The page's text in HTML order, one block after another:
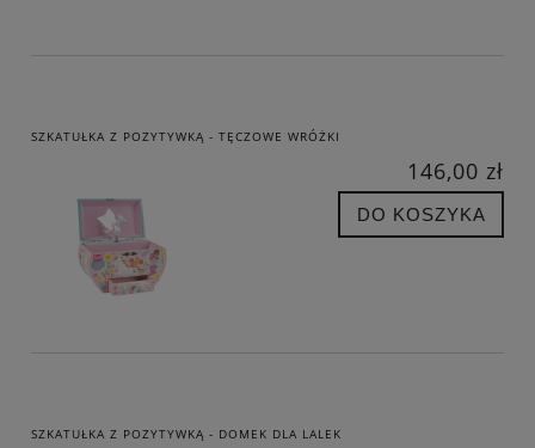
SZKATUŁKA Z POZYTYWKĄ - TĘCZOWE WRÓŻKI
146,00 zł
DO KOSZYKA
SZKATUŁKA Z POZYTYWKĄ - DOMEK DLA LALEK